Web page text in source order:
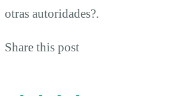
otras autoridades?.
Share this post